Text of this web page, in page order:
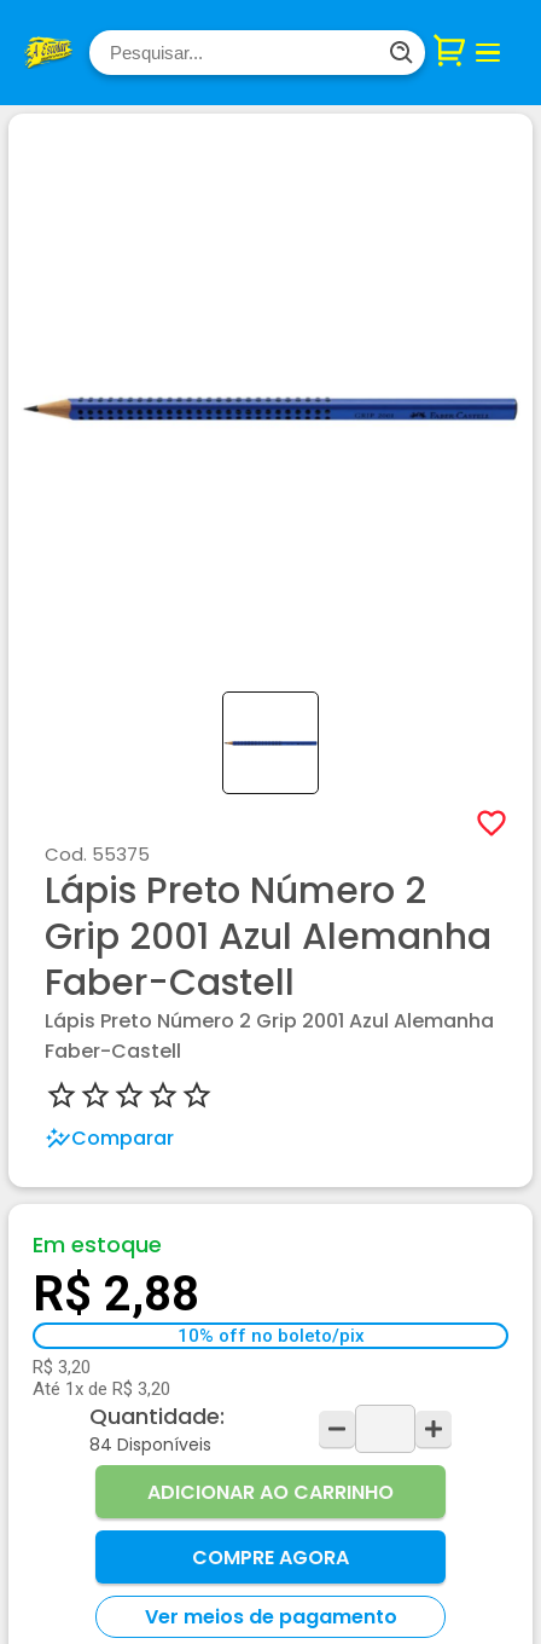
Cod. 55375
Lápis Preto Número 2
Grip 2001 Azul Alemanha
Faber-Castell
Lápis Preto Número 2 Grip 2001 Azul Alemanha
Faber-Castell
Comparar
Em estoque
R$ 2,88
10% off no boleto/pix
R$ 3,20
Até 1x de R$ 3,20
Quantidade:
84 Disponíveis
ADICIONAR AO CARRINHO
COMPRE AGORA
Ver meios de pagamento